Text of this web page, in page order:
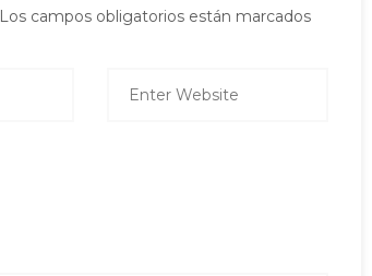
Los campos obligatorios están marcados